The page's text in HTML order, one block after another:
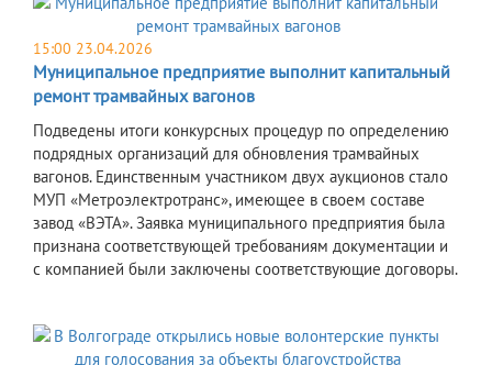
15:00 23.04.2026
Муниципальное предприятие выполнит капитальный
ремонт трамвайных вагонов
Подведены итоги конкурсных процедур по определению
подрядных организаций для обновления трамвайных
вагонов. Единственным участником двух аукционов стало
МУП «Метроэлектротранс», имеющее в своем составе
завод «ВЭТА». Заявка муниципального предприятия была
признана соответствующей требованиям документации и
с компанией были заключены соответствующие договоры.